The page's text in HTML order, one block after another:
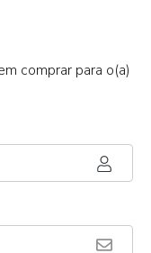
comprar para o(a)